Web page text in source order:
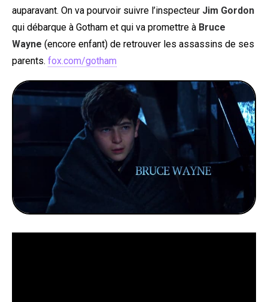
auparavant. On va pourvoir suivre l’inspecteur Jim Gordon
qui débarque à Gotham et qui va promettre à Bruce
Wayne (encore enfant) de retrouver les assassins de ses
parents. fox.com/gotham